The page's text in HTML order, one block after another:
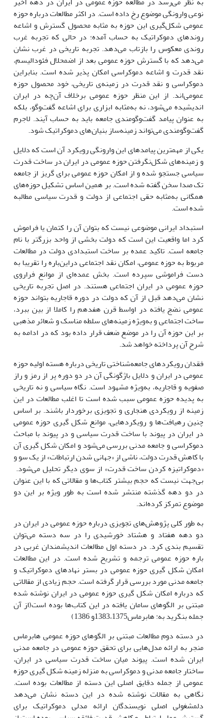
نوعی وارونگی موضوع رخ داده است. در اکثر مطالعات درباره حوزه
عمومی شکل‌گیری این حوزه به مثابه محصولِ گسترش و اشاعه
روند‌های دموکراتیک به حساب آمده؛ در حالی که تجربه غرب
روندی معکوس را بازتاب می‌دهد. تجربه تاریخی در غرب نشان
می‌دهد که با گسترش حوزه عمومی بعد از اضمحلال فئودالیسم،
نقد قدرت و اشاعه دموکراسی امکان پذیر شده است. بنابراین
دموکراسی و نقد قدرت در زمینه‌ی تاریخی، خود محصول حوزه
عمومی‌اند. از این منظر حوزه عمومی برخلاف آن‌چه در ایران
اندیشیده می‌شود، نه به‌مثابه ابزاری برای اشاعه گفت‌وگو، بلکه
به عنوان پیامد گفت‌وگومندی جامعه باید به حساب آیند. لاجرم
گفت‌وگومندی می‌تواند زمینه‌ساز بنیان‌های دموکراتیک شود.
یکی از مهمترین پیامدهای این وارونگی رویکرد آن است که دلایل
و زمینه‌های شکل‌نگرفتن حوزه عمومی در ایران در ساخت قدرت
سیاسی جستجو شده و از امکان حوزه عمومی برای گریز از جامعه
تک صدا سخن گفته شده است. بر همین اساس تشکیل حوزه‌های
همگانی به‌مثابه حقی اجتماعی از دولت و قدرت سیاسی مطالبه
شده است.
استبداد ایرانی موضوعی نیست که بتوان آن را کتمان یا فراموش
کرد اما واقعیت این است که دولت بخشی از واحد بزرگتر با نام
جامعه است. تاکید عمده بر ساخت استبدادی دولت در مطالعات
مربوط به حوزه عمومی، امکان نقد اجتماعی دراین‌باره را تقریبا به
دست فراموشی سپرده است. بخش عمده‌ای از موانع فراروی
حوزه عمومی در ایران اجتماعی هستند. در اصل تجربه تاریخی
نشان می‌دهد قبل از آن که دولت در دوره قاجاریه بتواند حوزه
عمومی نضج یافته در اواسط قرن هفدهم را کاملا از بین ببرد،
ساخت اجتماعی و به‌ویژه زمینه‌های سلطه مناسک و شعائر مذهبی
بر این حوزه آن را در موضع ضعف قرار داده بود که در ادامه به
شرح آن پرداخته خواهد شد.
فقدان رویکردهای جامعه‌شناختی تاریخی درباره هسته‌ اولیه حوزه
عمومی در ایران و دلایل باژگونگی آن در دو دوره پر از رمز و راز
صفویه و قاجاریه، به‌ویژه مشهود است. نگاه سیاسی و نه تاریخی
به پدیده حوزه عمومی سبب شده است تا اغلب مطالعات در این
زمینه از رویکردی هنجاری و تجویزی برخوردار باشند. بر اساس
چنین رهیافت‌ها و رویکردهایی، موانع شکل گیری حوزه عمومی
در ایران در پیوند با ساخت قدرت سیاسی و در پیوند با مباحث
دموکراسی و جامعه مدنی بررسی می‌شود و امکان شکل گیری آن
با کاهش قدرت دولت، ناشی از «جهانی شدن ارتباطات» از یک سو و
«دموکراتیزه کردن ساخت قدرت» از سوی دیگر تحلیل می‌شود.
بی‌جهت نیست که حجم بیشتر کتاب‌ها و مقالاتی که با این عنوان
در دو دهه گذشته منتشر شده است به طور ویژه بر این دو
موضوع تمرکز کرده‌اند.
به طور کلی پژوهش‌های تجویزی درباره حوزه عمومی در ایران در
دو دهه هفتاد و هشتاد خورشیدی را در سه دسته می‌توان
تقسیم بندی کرد. در دسته اول مطالعات اندیشمندان غربی در
باره حوزه عمومی ترجمه و تشریح شده است. در این مطالعات
امکان شکل گیری حوزه عمومی در بستر نهاد‌های دموکراتیک و
جامعه مدنی مورد بررسی قرار گرفته است. حجم زیادی از مقالاتی
که درباره امکان شکل گیری حوزه عمومی در ایران نوشته شده
مبتنی بر الگوهای سامان یافته در این کتاب‌ها بوده است(از آن
جمله بنگرید به: هابرماس1383،1375و 1386)
در دسته دوم مطالعات مبتنی بر الگوهای حوزه عمومی هابرماس
منجر به ارائه مدل‌هایی برای تحقق حوزه عمومی در جامعه مدنی
ایران شده است. پیوند میان ساخت قدرت سیاسی در ایران،
ساختار جامعه مدنی و دموکراسی به منزله زمینه شکل گیری حوزه
عمومی از جمله دقایق اصلی این دسته از مطالعات بوده است.
نگاهی به مقالات نوشته شده در این دسته نشان می‌دهد
دلمشغولی اصلی نویسندگان ارائه مدلی دموکراتیک برای